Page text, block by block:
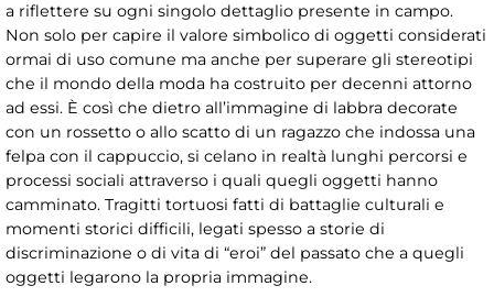
a riflettere su ogni singolo dettaglio presente in campo.
Non solo per capire il valore simbolico di oggetti considerati
ormai di uso comune ma anche per superare gli stereotipi
che il mondo della moda ha costruito per decenni attorno
ad essi. È così che dietro all’immagine di labbra decorate
con un rossetto o allo scatto di un ragazzo che indossa una
felpa con il cappuccio, si celano in realtà lunghi percorsi e
processi sociali attraverso i quali quegli oggetti hanno
camminato. Tragitti tortuosi fatti di battaglie culturali e
momenti storici difficili, legati spesso a storie di
discriminazione o di vita di “eroi” del passato che a quegli
oggetti legarono la propria immagine.